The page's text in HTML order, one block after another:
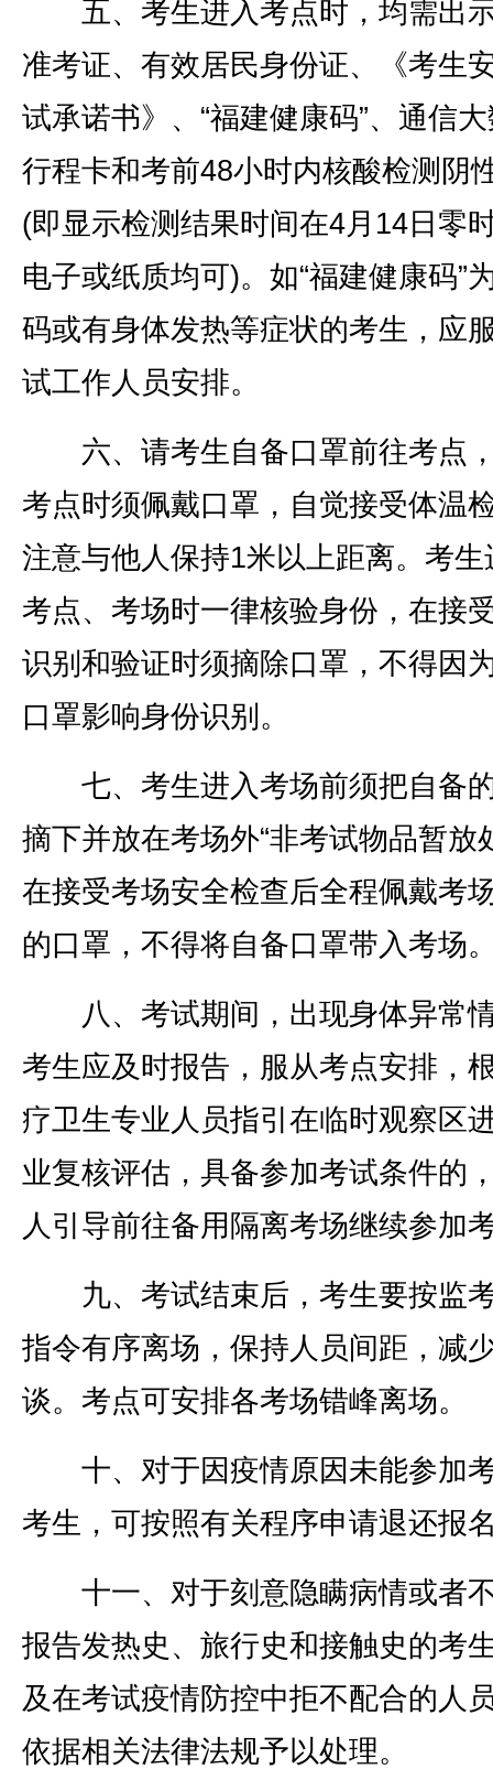
五、考生进入考点时，均需出
准考证、有效居民身份证、《考生
试承诺书》、“福建健康码”、通信
行程卡和考前48小时内核酸检测阴
(即显示检测结果时间在4月14日零
电子或纸质均可)。如“福建健康码”
码或有身体发热等症状的考生，应
试工作人员安排。
六、请考生自备口罩前往考点
考点时须佩戴口罩，自觉接受体温
注意与他人保持1米以上距离。考生
考点、考场时一律核验身份，在接
识别和验证时须摘除口罩，不得因
口罩影响身份识别。
七、考生进入考场前须把自备
摘下并放在考场外“非考试物品暂放
在接受考场安全检查后全程佩戴考
的口罩，不得将自备口罩带入考场
八、考试期间，出现身体异常
考生应及时报告，服从考点安排，
疗卫生专业人员指引在临时观察区
业复核评估，具备参加考试条件的
人引导前往备用隔离考场继续参加
九、考试结束后，考生要按监
指令有序离场，保持人员间距，减
谈。考点可安排各考场错峰离场。
十、对于因疫情原因未能参加
考生，可按照有关程序申请退还报
十一、对于刻意隐瞒病情或者
报告发热史、旅行史和接触史的考
及在考试疫情防控中拒不配合的人
依据相关法律法规予以处理。